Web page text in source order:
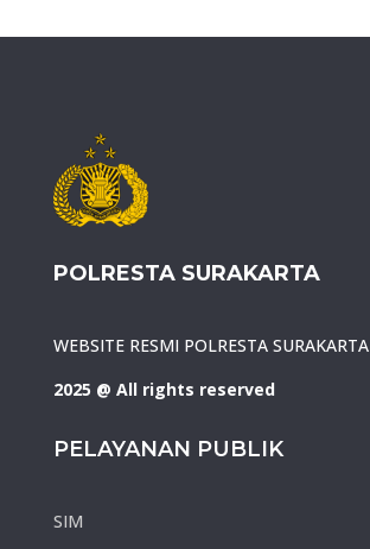
POLRESTA SURAKARTA
WEBSITE RESMI POLRESTA SURAKARTA
2025 @ All rights reserved
PELAYANAN PUBLIK
SIM